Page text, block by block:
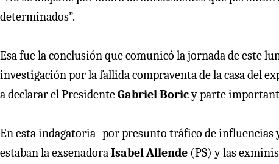
determinados”.
Esa fue la conclusión que comunicó la jornada de este
investigación por la fallida compraventa de la casa del
a declarar el PresidenteGabriel Boricy parte
En esta indagatoria -por presunto tráfico de influencias
estaban la exsenadoraIsabel Allende (PS) y las